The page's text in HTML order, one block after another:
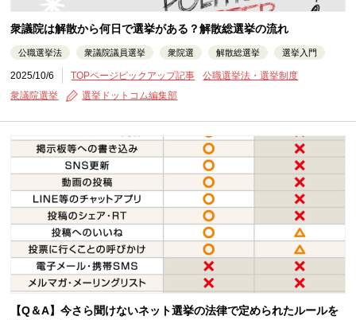
衆議院は解散から何日で選挙がある？解散総選挙の流れ
公職選挙法 衆議院議員選挙 衆院選 解散総選挙 選挙入門
2025/10/6 TOPページピックアップ記事
公職選挙法・選挙制度
衆議院選挙
選挙ドットコム編集部
【Q＆A】今さら聞けないネット選挙の法律で定められたルールを